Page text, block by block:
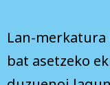
Lan-
bat asetzeko